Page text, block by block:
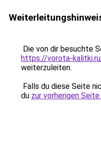
Die von dir besuchte
https://vorota-
weiterzuleiten.
Falls du diese Seite
du zur vorherigen